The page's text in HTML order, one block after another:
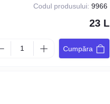
Codul produsului: 9966
23 L
Cumpăra